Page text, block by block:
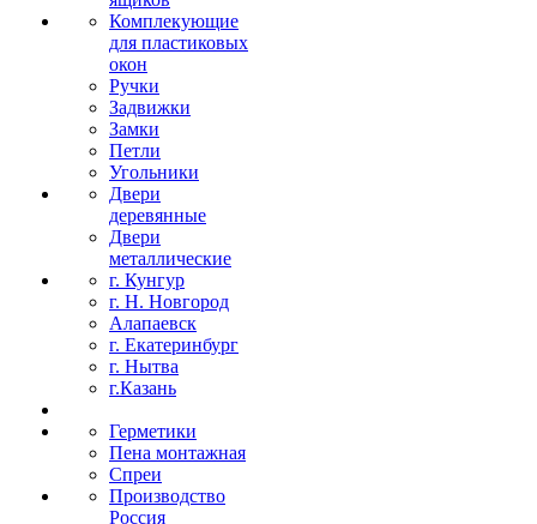
Комплекующие
для пластиковых
окон
Ручки
Задвижки
Замки
Петли
Угольники
Двери
деревянные
Двери
металлические
г. Кунгур
г. Н. Новгород
Алапаевск
г. Екатеринбург
г. Нытва
г.Казань
Герметики
Пена монтажная
Спреи
Производство
Россия